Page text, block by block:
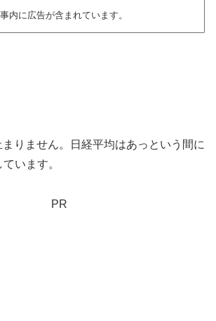
内に広告が含まれています。
りません。日経平均はあっという間に
います。
PR